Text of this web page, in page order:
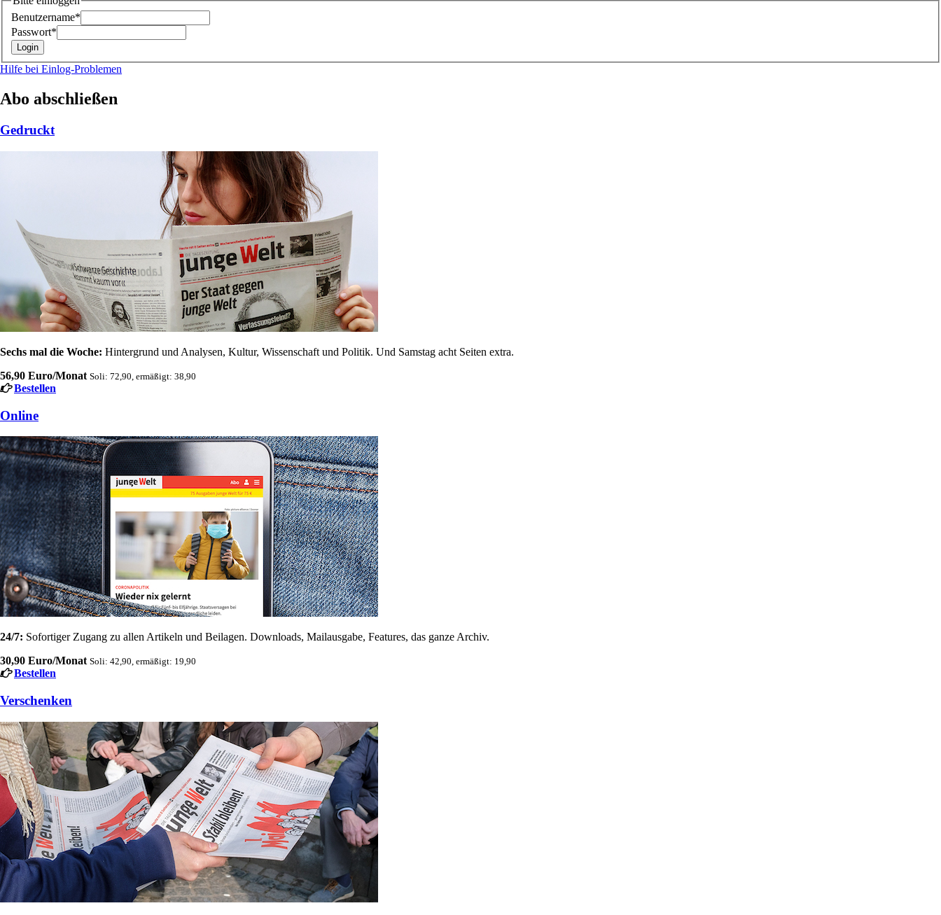
Benutzername*
Passwort*
Hilfe bei Einlog-Problemen
Abo abschließen
Gedruckt
Sechs mal die Woche: Hintergrund und Analysen, Kultur, Wissenschaft und Politik. Und Samstag acht Seiten extra.
56,90 Euro/Monat Soli: 72,90, ermäßigt: 38,90
Bestellen
Online
24/7: Sofortiger Zugang zu allen Artikeln und Beilagen. Downloads, Mailausgabe, Features, das ganze Archiv.
30,90 Euro/Monat Soli: 42,90, ermäßigt: 19,90
Bestellen
Verschenken